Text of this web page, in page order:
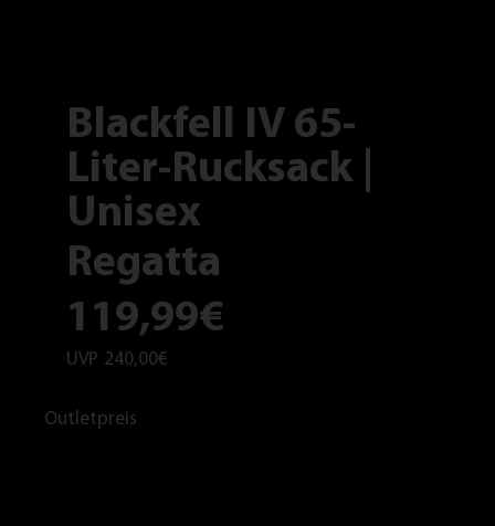
Blackfell IV 65-
Liter-Rucksack |
Unisex
Regatta
119,99€
UVP 240,00€
Outletpreis